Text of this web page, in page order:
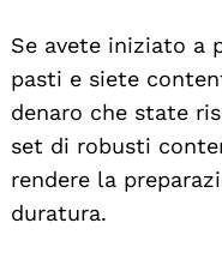
Se avete iniziato a
pasti e siete
denaro che state
set di robusti
rendere la
duratura.